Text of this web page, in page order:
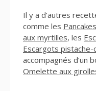
Il y a d’autres
comme les
aux myrtilles, les
Escargots pistache-
accompagnés d’un
Omelette aux